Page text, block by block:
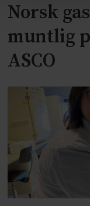
Norsk
muntlig
ASCO